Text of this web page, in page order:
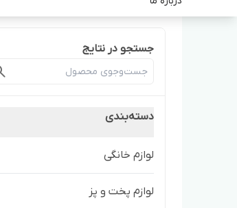
جستجو در نتایج
دسته‌بندی
لوازم خانگی
لوازم پخت و پز